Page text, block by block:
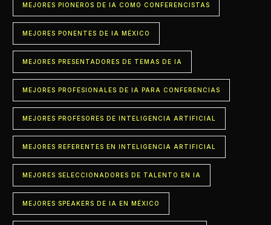
MEJORES PIONEROS DE IA COMO CONFERENCISTAS
MEJORES PONENTES DE IA MÉXICO
MEJORES PRESENTADORES DE TEMAS DE IA
MEJORES PROFESIONALES DE IA PARA CONFERENCIAS
MEJORES PROFESORES DE INTELIGENCIA ARTIFICIAL
MEJORES REFERENTES EN INTELIGENCIA ARTIFICIAL
MEJORES SELECCIONADORES DE TALENTO EN IA
MEJORES SPEAKERS DE IA EN MÉXICO